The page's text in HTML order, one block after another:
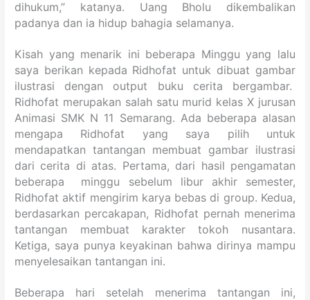
dihukum,” katanya. Uang Bholu dikembalikan
padanya dan ia hidup bahagia selamanya.
Kisah yang menarik ini beberapa Minggu yang lalu
saya berikan kepada Ridhofat untuk dibuat gambar
ilustrasi dengan output buku cerita bergambar.
Ridhofat merupakan salah satu murid kelas X jurusan
Animasi SMK N 11 Semarang. Ada beberapa alasan
mengapa Ridhofat yang saya pilih untuk
mendapatkan tantangan membuat gambar ilustrasi
dari cerita di atas. Pertama, dari hasil pengamatan
beberapa minggu sebelum libur akhir semester,
Ridhofat aktif mengirim karya bebas di group. Kedua,
berdasarkan percakapan, Ridhofat pernah menerima
tantangan membuat karakter tokoh nusantara.
Ketiga, saya punya keyakinan bahwa dirinya mampu
menyelesaikan tantangan ini.
Beberapa hari setelah menerima tantangan ini,